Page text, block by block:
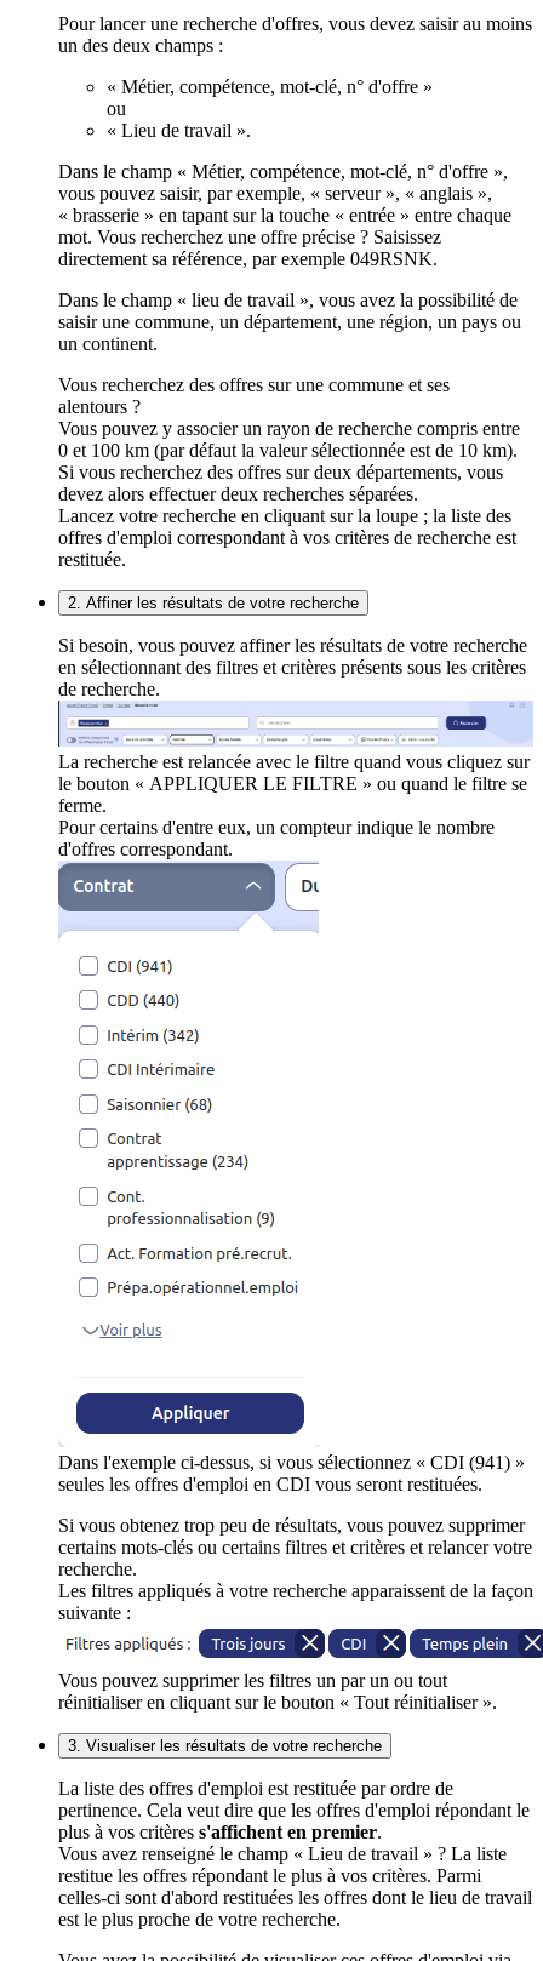
Pour lancer une recherche d'offres, vous devez saisir au moins
un des deux champs :
« Métier, compétence, mot-clé, n° d'offre »
ou
« Lieu de travail ».
Dans le champ « Métier, compétence, mot-clé, n° d'offre »,
vous pouvez saisir, par exemple, « serveur », « anglais »,
« brasserie » en tapant sur la touche « entrée » entre chaque
mot. Vous recherchez une offre précise ? Saisissez
directement sa référence, par exemple 049RSNK.
Dans le champ « lieu de travail », vous avez la possibilité de
saisir une commune, un département, une région, un pays ou
un continent.
Vous recherchez des offres sur une commune et ses
alentours ?
Vous pouvez y associer un rayon de recherche compris entre
0 et 100 km (par défaut la valeur sélectionnée est de 10 km).
Si vous recherchez des offres sur deux départements, vous
devez alors effectuer deux recherches séparées.
Lancez votre recherche en cliquant sur la loupe ; la liste des
offres d'emploi correspondant à vos critères de recherche est
restituée.
2. Affiner les résultats de votre recherche
Si besoin, vous pouvez affiner les résultats de votre recherche
en sélectionnant des filtres et critères présents sous les critères
de recherche.
La recherche est relancée avec le filtre quand vous cliquez sur
le bouton « APPLIQUER LE FILTRE » ou quand le filtre se
ferme.
Pour certains d'entre eux, un compteur indique le nombre
d'offres correspondant.
Dans l'exemple ci-dessus, si vous sélectionnez « CDI (941) »
seules les offres d'emploi en CDI vous seront restituées.
Si vous obtenez trop peu de résultats, vous pouvez supprimer
certains mots-clés ou certains filtres et critères et relancer votre
recherche.
Les filtres appliqués à votre recherche apparaissent de la façon
suivante :
Vous pouvez supprimer les filtres un par un ou tout
réinitialiser en cliquant sur le bouton « Tout réinitialiser ».
3. Visualiser les résultats de votre recherche
La liste des offres d'emploi est restituée par ordre de
pertinence. Cela veut dire que les offres d'emploi répondant le
plus à vos critères s'affichent en premier.
Vous avez renseigné le champ « Lieu de travail » ? La liste
restitue les offres répondant le plus à vos critères. Parmi
celles-ci sont d'abord restituées les offres dont le lieu de travail
est le plus proche de votre recherche.